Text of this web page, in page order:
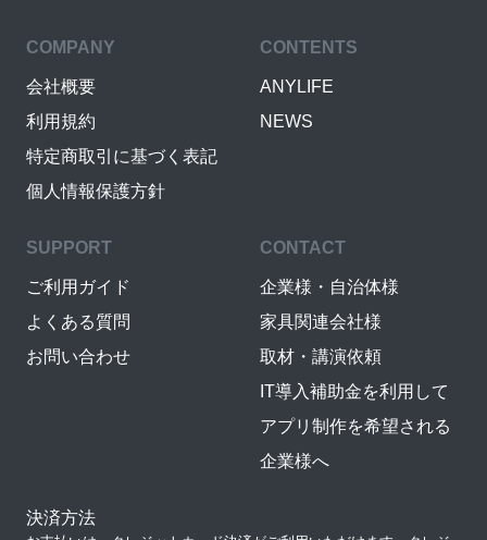
COMPANY
会社概要
利用規約
特定商取引に基づく表記
個人情報保護方針
CONTENTS
ANYLIFE
NEWS
SUPPORT
ご利用ガイド
よくある質問
お問い合わせ
CONTACT
企業様・自治体様
家具関連会社様
取材・講演依頼
IT導入補助金を利用して
アプリ制作を希望される
企業様へ
決済方法